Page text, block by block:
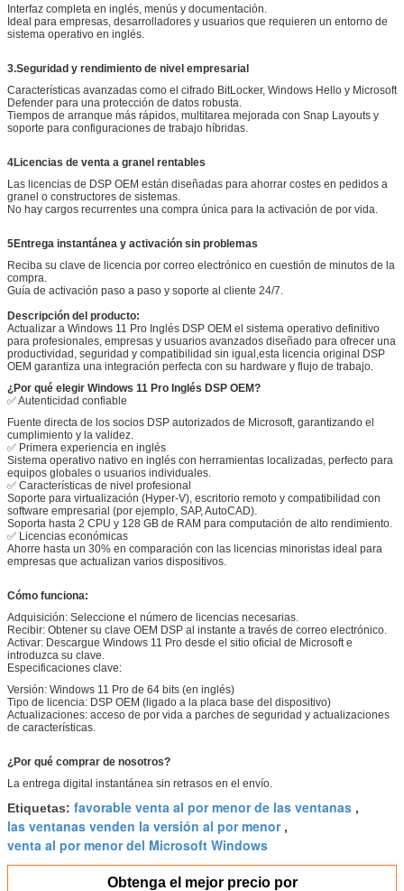
Interfaz completa en inglés, menús y documentación.
Ideal para empresas, desarrolladores y usuarios que requieren un entorno de
sistema operativo en inglés.
3.Seguridad y rendimiento de nivel empresarial
Características avanzadas como el cifrado BitLocker, Windows Hello y Microsoft
Defender para una protección de datos robusta.
Tiempos de arranque más rápidos, multitarea mejorada con Snap Layouts y
soporte para configuraciones de trabajo híbridas.
4Licencias de venta a granel rentables
Las licencias de DSP OEM están diseñadas para ahorrar costes en pedidos a
granel o constructores de sistemas.
No hay cargos recurrentes una compra única para la activación de por vida.
5Entrega instantánea y activación sin problemas
Reciba su clave de licencia por correo electrónico en cuestión de minutos de la
compra.
Guía de activación paso a paso y soporte al cliente 24/7.
Descripción del producto:
Actualizar a Windows 11 Pro Inglés DSP OEM el sistema operativo definitivo
para profesionales, empresas y usuarios avanzados diseñado para ofrecer una
productividad, seguridad y compatibilidad sin igual,esta licencia original DSP
OEM garantiza una integración perfecta con su hardware y flujo de trabajo.
¿Por qué elegir Windows 11 Pro Inglés DSP OEM?
✅ Autenticidad confiable
Fuente directa de los socios DSP autorizados de Microsoft, garantizando el
cumplimiento y la validez.
✅ Primera experiencia en inglés
Sistema operativo nativo en inglés con herramientas localizadas, perfecto para
equipos globales o usuarios individuales.
✅ Características de nivel profesional
Soporte para virtualización (Hyper-V), escritorio remoto y compatibilidad con
software empresarial (por ejemplo, SAP, AutoCAD).
Soporta hasta 2 CPU y 128 GB de RAM para computación de alto rendimiento.
✅ Licencias económicas
Ahorre hasta un 30% en comparación con las licencias minoristas ideal para
empresas que actualizan varios dispositivos.
Cómo funciona:
Adquisición: Seleccione el número de licencias necesarias.
Recibir: Obtener su clave OEM DSP al instante a través de correo electrónico.
Activar: Descargue Windows 11 Pro desde el sitio oficial de Microsoft e
introduzca su clave.
Especificaciones clave:
Versión: Windows 11 Pro de 64 bits (en inglés)
Tipo de licencia: DSP OEM (ligado a la placa base del dispositivo)
Actualizaciones: acceso de por vida a parches de seguridad y actualizaciones
de características.
¿Por qué comprar de nosotros?
La entrega digital instantánea sin retrasos en el envío.
Etiquetas: favorable venta al por menor de las ventanas ,
las ventanas venden la versión al por menor,
venta al por menor del Microsoft Windows
Obtenga el mejor precio por